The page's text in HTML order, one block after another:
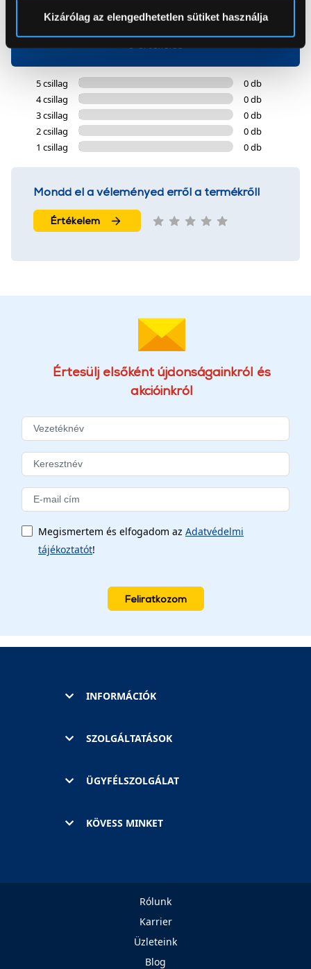
Sütinyilatkozathoz való hozzájárulását.
cookie-k személyazonosítására nem alkalmasak,
szolgáltatásaink biztosításához szükségesek. Az oldal
használatával Ön elfogadja a cookie-k használatát.
További információk:ÁSZFésAdatvédelem
Kizárólag az elengedhetetlen sütiket használja
5 csillag
0 db
4 csillag
0 db
3 csillag
0 db
2 csillag
0 db
1 csillag
0 db
Mondd el a véleményed erről a termékről!
Értékelem
Értesülj elsőként újdonságainkról és
akcióinkról
Megismertem és elfogadom az Adatvédelmi
tájékoztatót!
Feliratkozom
INFORMÁCIÓK
SZOLGÁLTATÁSOK
ÜGYFÉLSZOLGÁLAT
KÖVESS MINKET
Rólunk
Karrier
Üzleteink
Blog